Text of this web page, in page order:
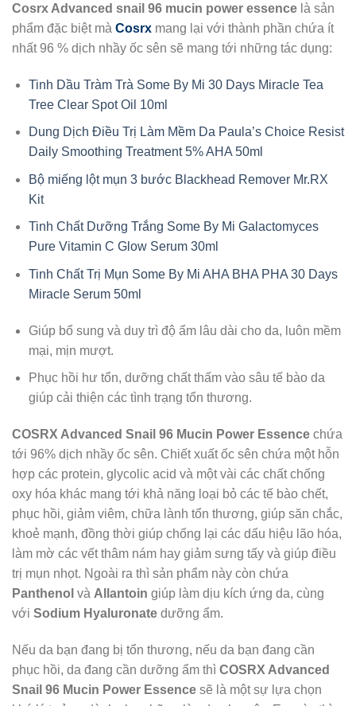
Cosrx Advanced snail 96 mucin power essence là sản
phẩm đặc biệt mà Cosrx mang lại với thành phần chứa ít
nhất 96 % dịch nhầy ốc sên sẽ mang tới những tác dụng:
Tinh Dầu Tràm Trà Some By Mi 30 Days Miracle Tea
Tree Clear Spot Oil 10ml
Dung Dịch Điều Trị Làm Mềm Da Paula’s Choice Resist
Daily Smoothing Treatment 5% AHA 50ml
Bộ miếng lột mụn 3 bước Blackhead Remover Mr.RX
Kit
Tinh Chất Dưỡng Trắng Some By Mi Galactomyces
Pure Vitamin C Glow Serum 30ml
Tinh Chất Trị Mụn Some By Mi AHA BHA PHA 30 Days
Miracle Serum 50ml
Giúp bổ sung và duy trì độ ẩm lâu dài cho da, luôn mềm
mại, mịn mượt.
Phục hồi hư tổn, dưỡng chất thấm vào sâu tế bào da
giúp cải thiện các tình trạng tổn thương.
COSRX Advanced Snail 96 Mucin Power Essence chứa
tới 96% dịch nhầy ốc sên. Chiết xuất ốc sên chứa một hỗn
hợp các protein, glycolic acid và một vài các chất chống
oxy hóa khác mang tới khả năng loại bỏ các tế bào chết,
phục hồi, giảm viêm, chữa lành tổn thương, giúp săn chắc,
khoẻ mạnh, đồng thời giúp chống lại các dấu hiệu lão hóa,
làm mờ các vết thâm nám hay giảm sưng tấy và giúp điều
trị mụn nhọt. Ngoài ra thì sản phẩm này còn chứa
Panthenol và Allantoin giúp làm dịu kích ứng da, cùng
với Sodium Hyaluronate dưỡng ẩm.
Nếu da bạn đang bị tổn thương, nếu da bạn đang cần
phục hồi, da đang cần dưỡng ẩm thì COSRX Advanced
Snail 96 Mucin Power Essence sẽ là một sự lựa chọn